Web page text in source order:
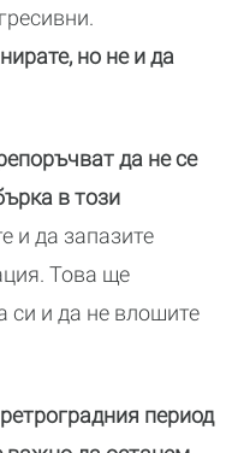
но не и да
да не се
в този
и да запазите
Това ще
си и да не влошите
период